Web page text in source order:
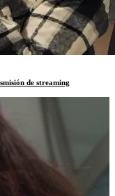
de streaming